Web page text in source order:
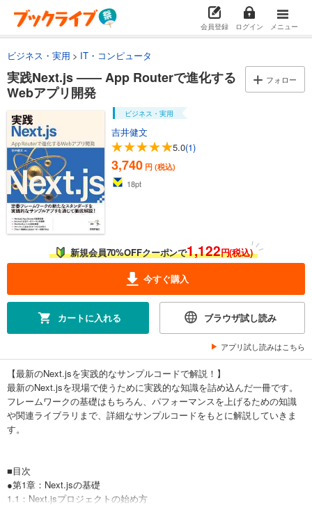
会員登録 ログイン メニュー
ビジネス・実用 IT・コンピュータ
実践Next.js —— App Routerで進化する
Webアプリ開発
フォロー
ビジネス・実用
吉井健文
5.0(1)
3,740 円 (税込)
18pt
新規会員70%OFFクーポンで1,122円(税込)
今すぐ購入
カートに入れる ブラウザ試し読み
アプリ試し読みはこちら
【最新のNext.jsを実践的なサンプルコードで解説！】
最新のNext.jsを現場で使うために実践的な知識を詰め込んだ一冊です。
フレームワークの基礎はもちろん、パフォーマンスを上げるための知識
や関連ライブラリまで、詳細なサンプルコードをもとに解説していきま
す。
■目次
●第1章：Next.jsの基礎
1.1：Next.jsプロジェクトの始め方